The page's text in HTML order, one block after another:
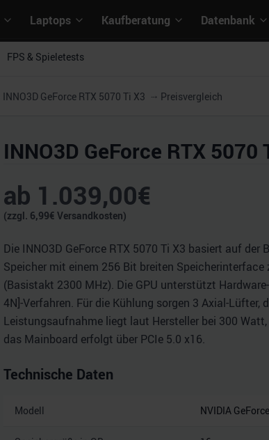
Laptops Kaufberatung Datenbank
FPS & Spieletests
INNO3D GeForce RTX 5070 Ti X3 Preisvergleich
INNO3D GeForce RTX 5070
ab 1.039,00€
(zzgl. 6,99€ Versandkosten)
Die INNO3D GeForce RTX 5070 Ti X3 basiert auf
Speicher mit einem 256 Bit breiten
(Basistakt 2300 MHz). Die GPU unterstützt
4N]-Verfahren. Für die Kühlung sorgen 3 Axial-
Leistungsaufnahme liegt laut Hersteller bei 300
das Mainboard erfolgt über PCIe 5.0 x16.
Technische Daten
Modell NVIDIA